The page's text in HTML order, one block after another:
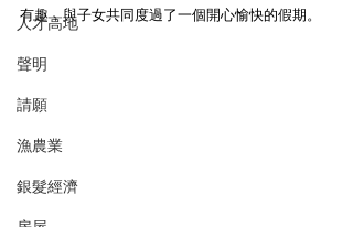
人才高地
聲明
請願
漁農業
銀髮經濟
有趣，與子女共同度過了一個開心愉快的假期。